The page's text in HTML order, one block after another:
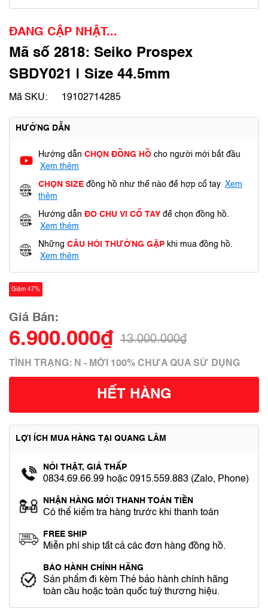
ĐANG CẬP NHẬT...
Mã số 2818: Seiko Prospex
SBDY021 | Size 44.5mm
Mã SKU: 19102714285
HƯỚNG DẪN
Hướng dẫn CHỌN ĐỒNG HỒ cho người mới bắt đầu
Xem thêm
CHỌN SIZE đồng hồ như thế nào để hợp cổ tay Xem
thêm
Hướng dẫn ĐO CHU VI CỔ TAY để chọn đồng hồ.
Xem thêm
Những CÂU HỎI THƯỜNG GẶP khi mua đồng hồ.
Xem thêm
Giảm 47%
Giá Bán:
6.900.000₫ 13.000.000₫
TÌNH TRẠNG: N - MỚI 100% CHƯA QUA SỬ DỤNG
HẾT HÀNG
LỢI ÍCH MUA HÀNG TẠI QUANG LÂM
NÓI THẬT, GIÁ THẤP
0834.69.66.99 hoặc 0915.559.883 (Zalo, Phone)
NHẬN HÀNG MỚI THANH TOÁN TIỀN
Có thể kiểm tra hàng trước khi thanh toán
FREE SHIP
Miễn phí ship tất cả các đơn hàng đồng hồ.
BẢO HÀNH CHÍNH HÃNG
Sản phẩm đi kèm Thẻ bảo hành chính hãng
toàn cầu hoặc toàn quốc tuỳ thương hiệu.